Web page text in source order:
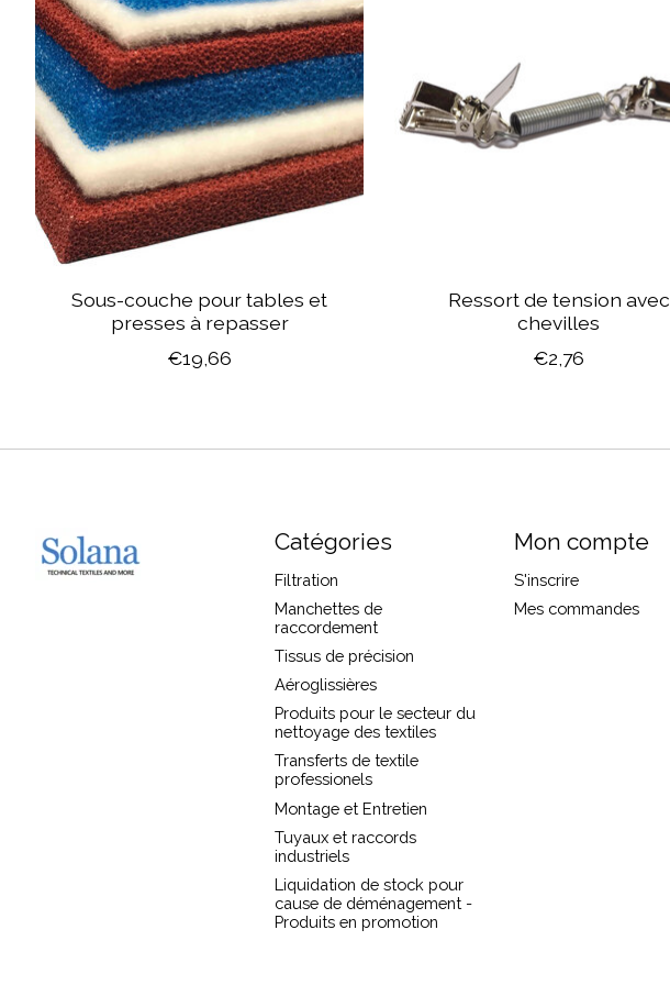
Sous-couche pour tables et
presses à repasser
€19,66
Ressort de tension avec
chevilles
€2,76
Catégories
Filtration
Manchettes de
raccordement
Tissus de précision
Aéroglissières
Produits pour le secteur du
nettoyage des textiles
Transferts de textile
professionels
Montage et Entretien
Tuyaux et raccords
industriels
Liquidation de stock pour
cause de déménagement -
Produits en promotion
Mon compte
S'inscrire
Mes commandes